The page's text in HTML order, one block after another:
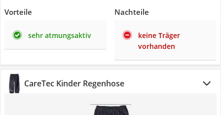
Vorteile
sehr atmungsaktiv
Nachteile
keine Träger
vorhanden
CareTec Kinder Regenhose